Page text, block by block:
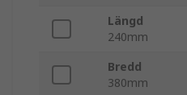
Längd
240mm
Bredd
380mm